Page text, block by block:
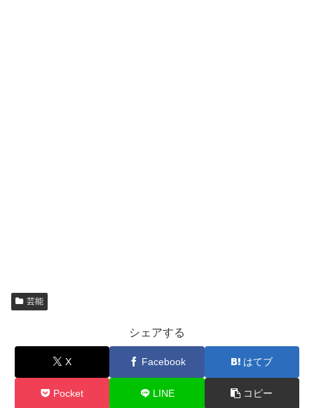
芸能
シェアする
X Facebook はてブ
Pocket LINE コピー